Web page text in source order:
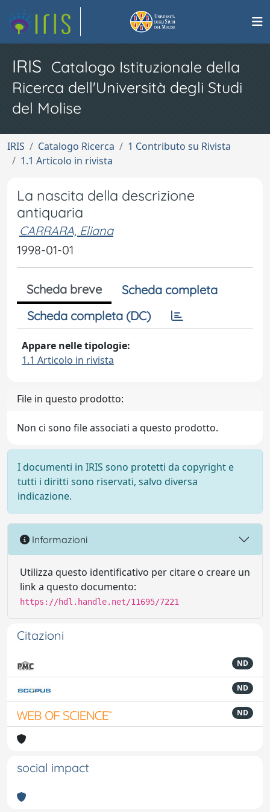
IRIS Catalogo Istituzionale della
Ricerca dell'Università degli Studi
del Molise
IRIS Catalogo Ricerca
1 Contributo su Rivista
1.1 Articolo in rivista
La nascita della descrizione
antiquaria
CARRARA, Eliana
1998-01-01
Scheda breve
Scheda completa
Scheda completa (DC)
Appare nelle tipologie:
1.1 Articolo in rivista
File in questo prodotto:
Non ci sono file associati a questo prodotto.
I documenti in IRIS sono protetti da copyright e
tutti i diritti sono riservati, salvo diversa
indicazione.
Informazioni
Utilizza questo identificativo per citare o creare un
link a questo documento:
https://hdl.handle.net/11695/7221
Citazioni
ND
ND
ND
social impact